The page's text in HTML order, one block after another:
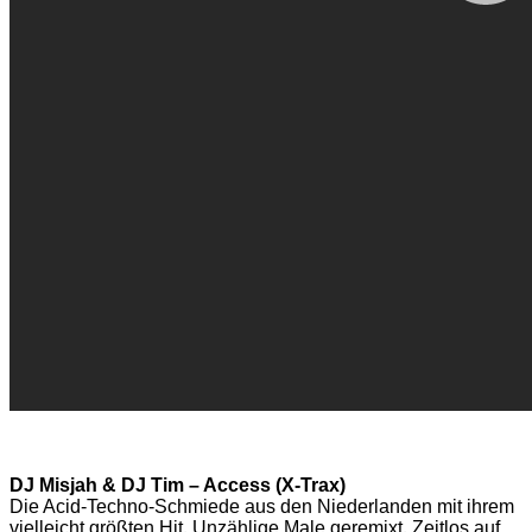
DJ Misjah & DJ Tim – Access (X-Trax)
Die Acid-Techno-Schmiede aus den Niederlanden mit ihrem
vielleicht größten Hit. Unzählige Male geremixt. Zeitlos auf